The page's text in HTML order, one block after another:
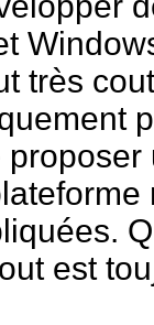
très
est